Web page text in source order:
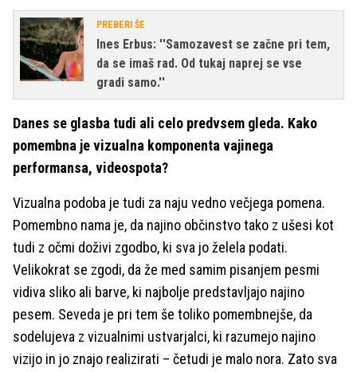
PREBERI ŠE
Ines Erbus: ''Samozavest se začne pri tem,
da se imaš rad. Od tukaj naprej se vse
gradi samo.''
Danes se glasba tudi ali celo predvsem gleda. Kako
pomembna je vizualna komponenta vajinega
performansa, videospota?
Vizualna podoba je tudi za naju vedno večjega pomena.
Pomembno nama je, da najino občinstvo tako z ušesi kot
tudi z očmi doživi zgodbo, ki sva jo želela podati.
Velikokrat se zgodi, da že med samim pisanjem pesmi
vidiva sliko ali barve, ki najbolje predstavljajo najino
pesem. Seveda je pri tem še toliko pomembnejše, da
sodelujeva z vizualnimi ustvarjalci, ki razumejo najino
vizijo in jo znajo realizirati – četudi je malo nora. Zato sva